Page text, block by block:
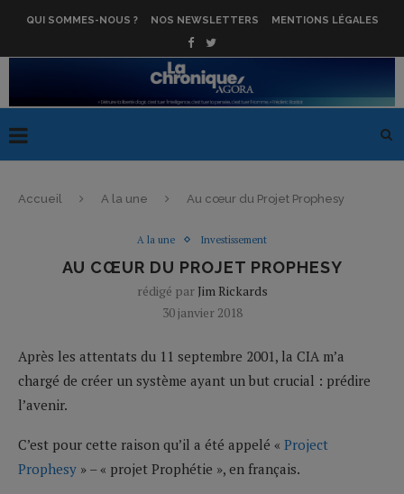
QUI SOMMES-NOUS ? NOS NEWSLETTERS MENTIONS LÉGALES
Accueil A la une Au cœur du Projet Prophesy
A la une Investissement
AU CŒUR DU PROJET PROPHESY
rédigé par Jim Rickards
30 janvier 2018
Après les attentats du 11 septembre 2001, la CIA m’a
chargé de créer un système ayant un but crucial : prédire
l’avenir.
C’est pour cette raison qu’il a été appelé « Project
Prophesy » – « projet Prophétie », en français.